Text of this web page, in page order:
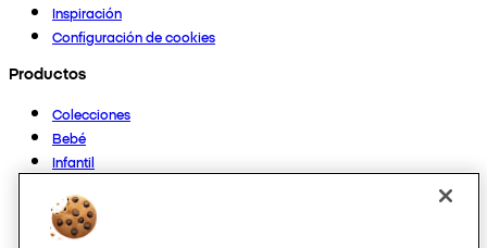
Inspiración
Configuración de cookies
Productos
Colecciones
Bebé
Infantil
Mujer
Hombre